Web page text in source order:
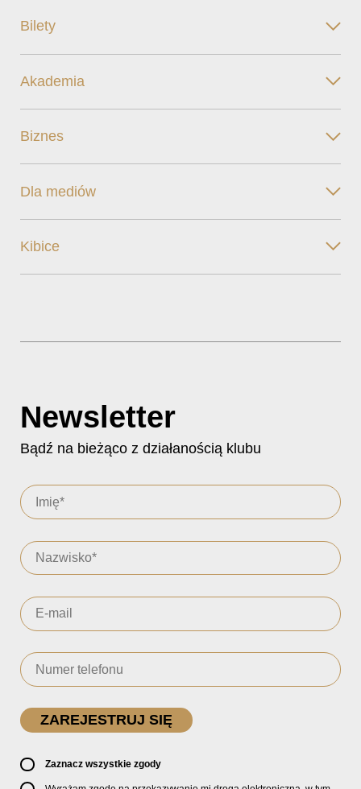
Bilety
Akademia
Biznes
Dla mediów
Kibice
Newsletter
Bądź na bieżąco z działanością klubu
Zaznacz wszystkie zgody